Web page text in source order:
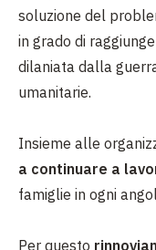
soluzione del
in grado di
dilaniata dalla
umanitarie.
Insieme alle
a continuare a
famiglie in ogni
Per questo